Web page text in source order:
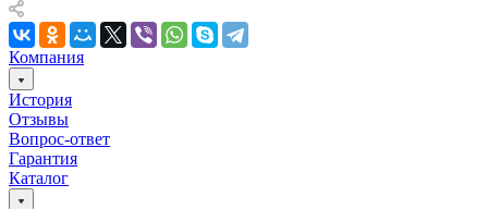
Компания
История
Отзывы
Вопрос-ответ
Гарантия
Каталог